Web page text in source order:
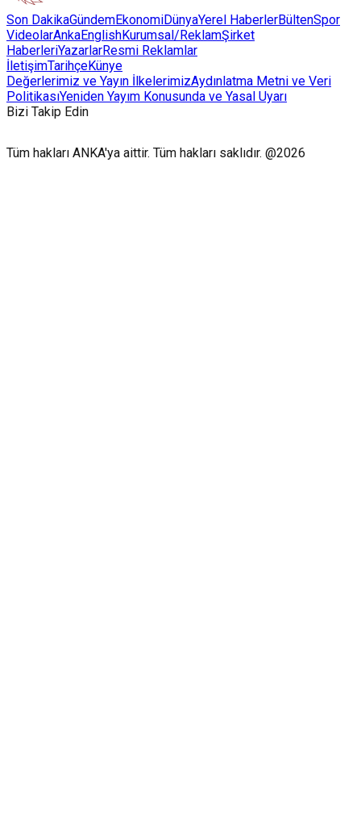
Son DakikaGündemEkonomiDünyaYerel HaberlerBültenSpor
VideolarAnkaEnglishKurumsal/ReklamŞirket
HaberleriYazarlarResmi Reklamlar
İletişimTarihçeKünye
Değerlerimiz ve Yayın İlkelerimizAydınlatma Metni ve Veri
PolitikasıYeniden Yayım Konusunda ve Yasal Uyarı
Bizi Takip Edin
Tüm hakları ANKA'ya aittir. Tüm hakları saklıdır. @2026